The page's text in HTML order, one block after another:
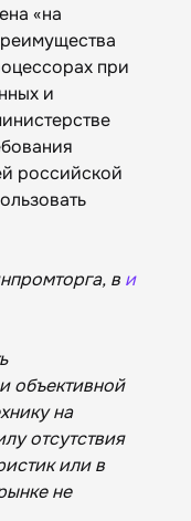
«на
при
и
российской
в и
объективной
на
отсутствия
или в
не